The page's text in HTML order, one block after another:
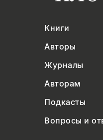
Книги
Авторы
Журналы
Авторам
Подкасты
Вопросы и